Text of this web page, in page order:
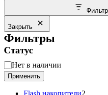
Закрыть
Фильтры
Статус
Статус
Нет в наличии
Применить